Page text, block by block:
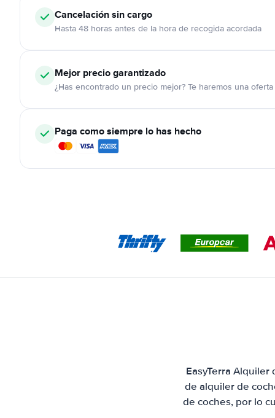
Cancelaciónsin cargo
Hasta 48 horas antes de la hora de recogida acordada
Mejor precio garantizado
¿Has encontrado un precio mejor? Te haremos una oferta
Paga como siempre lo has hecho
EasyTerra
de alquiler de
de coches, por lo